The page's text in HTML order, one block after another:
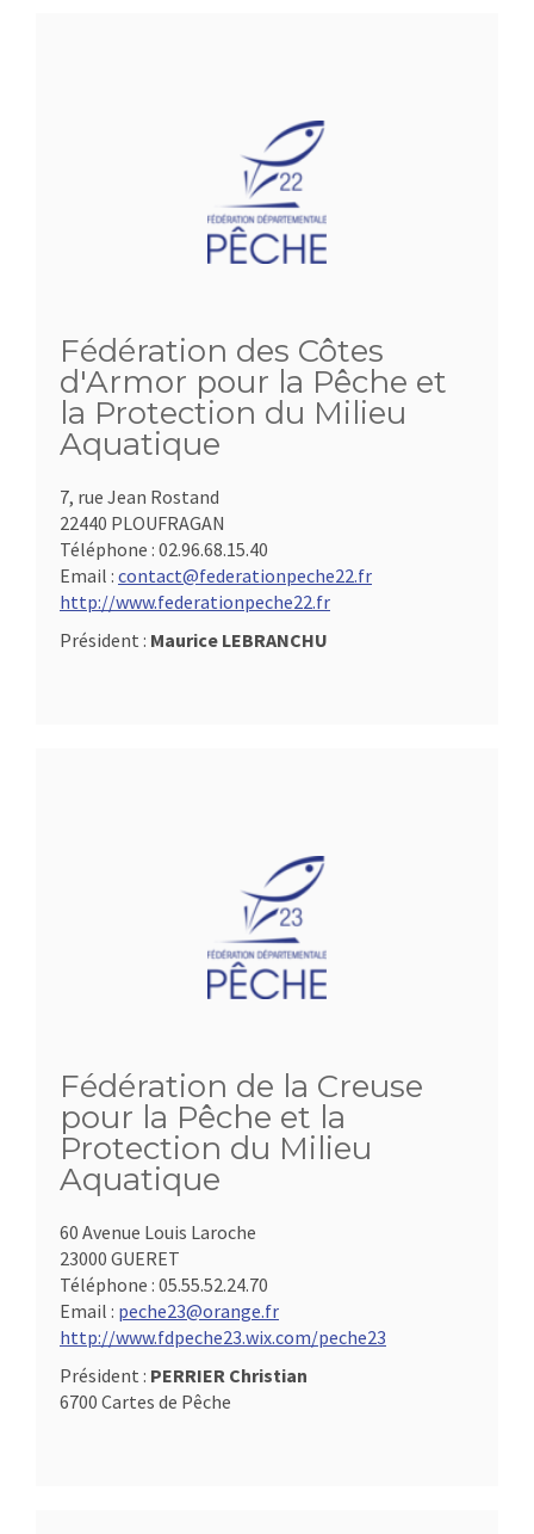
Fédération des Côtes
d'Armor pour la Pêche et
la Protection du Milieu
Aquatique
7, rue Jean Rostand
22440 PLOUFRAGAN
Téléphone : 02.96.68.15.40
Email : contact@federationpeche22.fr
http://www.federationpeche22.fr
Président : Maurice LEBRANCHU
Fédération de la Creuse
pour la Pêche et la
Protection du Milieu
Aquatique
60 Avenue Louis Laroche
23000 GUERET
Téléphone : 05.55.52.24.70
Email : peche23@orange.fr
http://www.fdpeche23.wix.com/peche23
Président : PERRIER Christian
6700 Cartes de Pêche